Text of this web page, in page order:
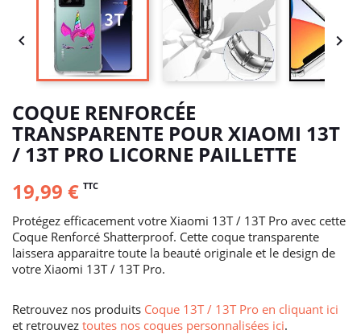
 
COQUE RENFORCÉE
TRANSPARENTE POUR XIAOMI 13T
/ 13T PRO LICORNE PAILLETTE
19,99 € TTC
Protégez efficacement votre Xiaomi 13T / 13T Pro avec cette
Coque Renforcé Shatterproof. Cette coque transparente
laissera apparaitre toute la beauté originale et le design de
votre Xiaomi 13T / 13T Pro.
Retrouvez nos produits Coque 13T / 13T Pro en cliquant ici
et retrouvez toutes nos coques personnalisées ici.